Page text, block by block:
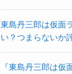
東島丹三郎は仮面
い？つまらないか
『東島丹三郎は仮